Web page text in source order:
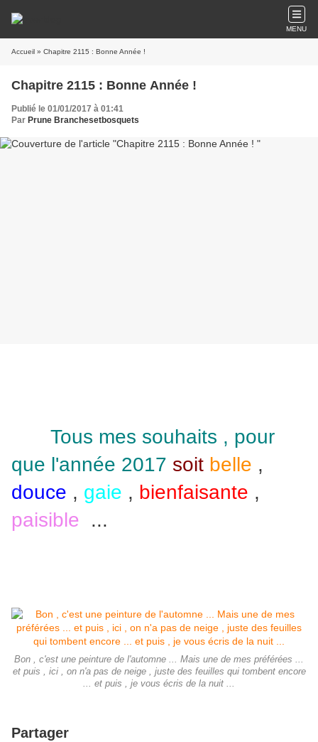
MENU
Accueil » Chapitre 2115 : Bonne Année !
Chapitre 2115 : Bonne Année !
Publié le 01/01/2017 à 01:41
Par Prune Branchesetbosquets
Tous mes souhaits , pour
que l'année 2017 soit belle ,
douce , gaie , bienfaisante ,
paisible
...
Bon , c'est une peinture de l'automne ... Mais une de mes préférées ...
et puis , ici , on n'a pas de neige , juste des feuilles qui tombent encore
... et puis , je vous écris de la nuit ...
Partager